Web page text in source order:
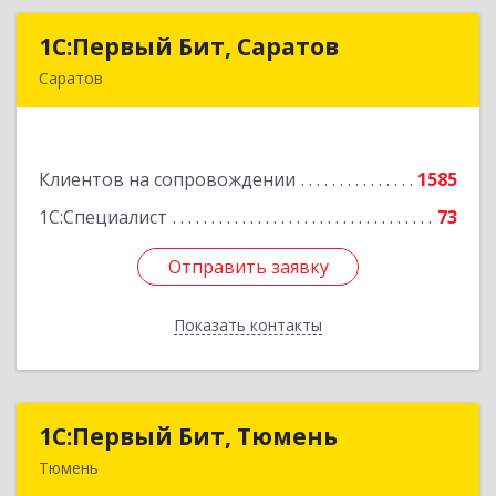
1С:Первый Бит, Саратов
Саратов
Клиентов на сопровождении
1585
1С:Специалист
73
Отправить заявку
Показать контакты
1С:Первый Бит, Саратов
Подробнее
Отправить заявку
Назад
1С:Первый Бит, Тюмень
Тюмень
1С:Первый Бит, Тюмень